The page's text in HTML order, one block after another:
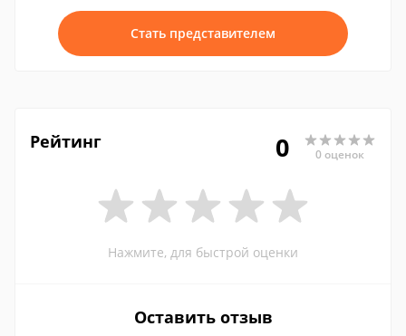
Стать представителем
Рейтинг 0 0 оценок
Нажмите, для быстрой оценки
Оставить отзыв